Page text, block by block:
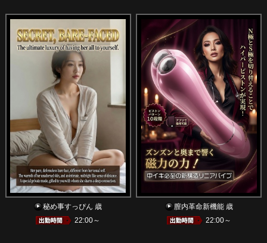
秘め事すっぴん 歳
22:00～
膣内革命新機能 歳
22:00～